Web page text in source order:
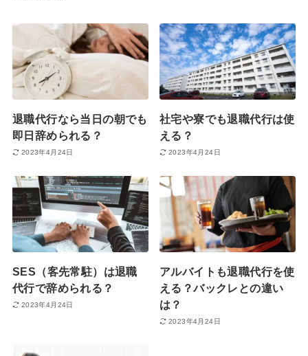
退職代行なら当日の朝でも
即日辞められる？
2023年4月24日
社宅や寮でも退職代行は使
える？
2023年4月24日
SES（客先常駐）は退職
代行で辞められる？
2023年4月24日
アルバイトも退職代行を使
える？バックレとの違い
は？
2023年4月24日